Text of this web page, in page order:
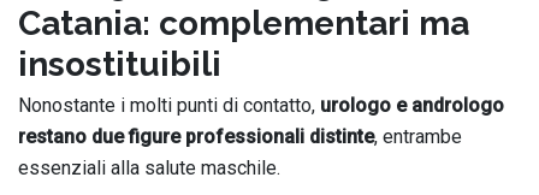
Catania: complementari ma
insostituibili
Nonostante i molti punti di contatto, urologo e andrologo
restano due figure professionali distinte, entrambe
essenziali alla salute maschile.